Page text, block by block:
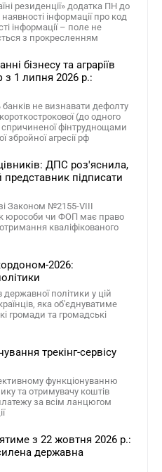
резиденції» додатка ПН до
інформації про код
інформації – поле не
з прокресленням
бізнесу та аграріїв
з 1 липня 2026 р.:
не визнавати дефолту
(до одного
спричиненої фінтруднощами
агресії рф
ДПС роз'яснила,
підписати
Законом №2155-VIII
юрособи чи ФОП має право
кваліфікованого
2026:
політики у цій
яка об'єднуватиме
громади та громадські
трекінг-сервісу
функціонуванню
та отримувачу коштів
за всім ланцюгом
з 22 жовтня 2026 р.:
державна